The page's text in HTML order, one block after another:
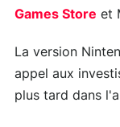
Games Store et
La version
appel aux
plus tard dans